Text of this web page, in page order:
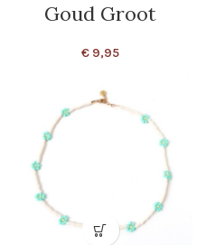
Goud Groot
€ 9,95